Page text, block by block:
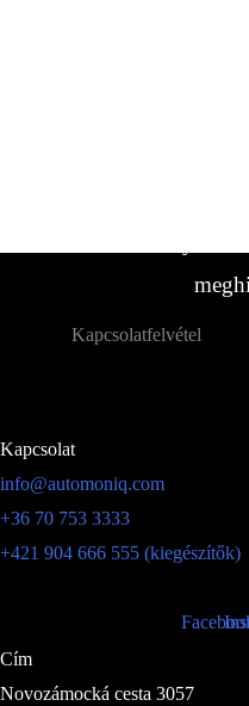
Kapcsolatfelvétel
Kapcsolat
info@automoniq.com
+36 70 753 3333
+421 904 666 555 (kiegészítők)
Cím
Novozámocká cesta 3057